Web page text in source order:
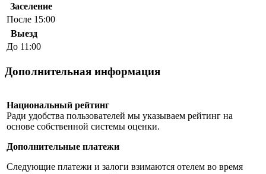
Заселение
После 15:00
Выезд
До 11:00
Дополнительная информация
Национальный рейтинг
Ради удобства пользователей мы указываем рейтинг на
основе собственной системы оценки.
Дополнительные платежи
Следующие платежи и залоги взимаются отелем во время